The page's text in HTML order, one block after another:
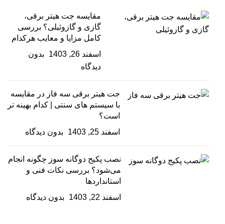
مقایسه جت هیتر برقی،
گازی و گازوئیلی؟ بررسی
کامل مزایا و معایب هرکدام
اسفند 26, 1403
بدون
دیدگاه
جت هیتر برقی سه فاز در مقایسه
با سیستم های سنتی | کدام بهینه تر
است؟
اسفند 25, 1403
بدون دیدگاه
نصب پکیج دوگانه سوز چگونه انجام
می‌شود؟ بررسی نکات فنی و
استانداردها
اسفند 22, 1403
بدون دیدگاه